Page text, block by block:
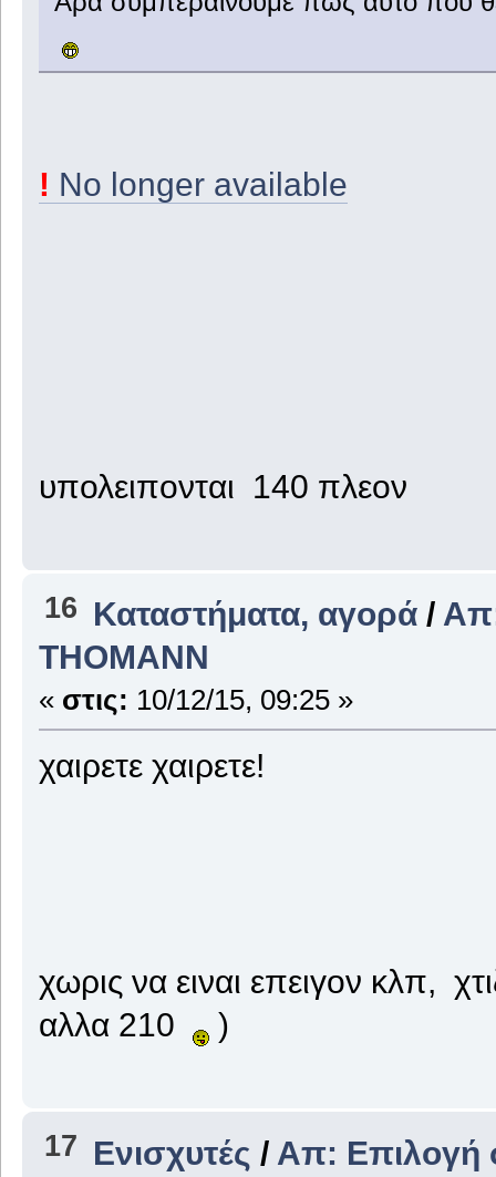
! No longer available
υπολειπονται 140 πλεον
16 Καταστήματα, αγορά /
THOMANΝ
« στις: 10/12/15, 09:25 »
χαιρετε χαιρετε!
χωρις να ειναι επειγον κλπ,
αλλα 210
)
17 Ενισχυτές / Απ: Επιλογή